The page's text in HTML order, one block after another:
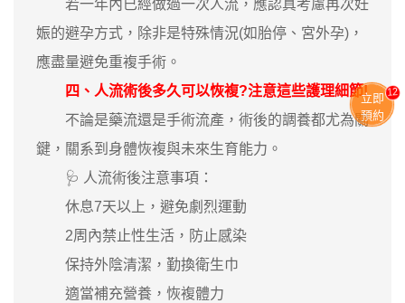
若一年內已經做過一次人流，應認真考慮再次妊
娠的避孕方式，除非是特殊情況(如胎停、宮外孕)，
應盡量避免重複手術。
四、人流術後多久可以恢複?注意這些護理細節!
不論是藥流還是手術流產，術後的調養都尤為關
鍵，關系到身體恢複與未來生育能力。
🩺 人流術後注意事項：
休息7天以上，避免劇烈運動
2周內禁止性生活，防止感染
保持外陰清潔，勤換衛生巾
適當補充營養，恢複體力
立即
預約
13